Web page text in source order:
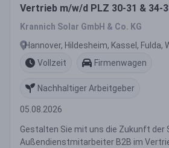
Vertrieb m/w/d PLZ 30-31 & 34-
Krannich Solar GmbH & Co. KG
Hannover, Hildesheim, Kassel, Fulda,
Vollzeit
Firmenwagen
Nachhaltiger Arbeitgeber
05.08.2026
Gestalten Sie mit uns die Zukunft der
Außendienstmitarbeiter B2B im